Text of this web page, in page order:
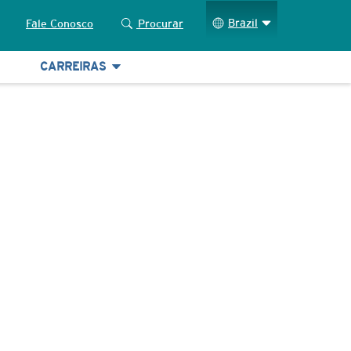
Fale Conosco Procurar Brazil
CARREIRAS